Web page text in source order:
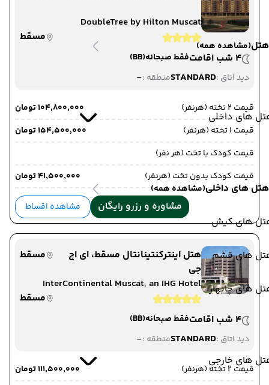
هتل(مشاهده همه)
های داخلی
هتل های داخلی(مشاهده همه)
های کیش
های قشم
های چابهار
های خارجی
DoubleTree by Hilton Muscat
مسقط
4 شب اقامت
فقط صبحانه(BB)
دید اتاق :STANDARDمنطقه :-
قیمت 2 تخته (هرنفر)
۱۰۴٬۸۰۰٬۰۰۰ تومان
قیمت 1 تخته (هرنفر)
۱۵۴٬۵۰۰٬۰۰۰ تومان
قیمت کودک با تخت (هر نفر)
قیمت کودک بدون تخت (هرنفر)
۴۱٬۵۰۰٬۰۰۰ تومان
مشاوره و رزرو رایگان مشاهده اقساط
هتل اینترکنتینانتال مسقط، ای اچ
جی
مسقط
InterContinental Muscat, an IHG Hotel
مسقط
4 شب اقامت
فقط صبحانه(BB)
دید اتاق :STANDARDمنطقه :-
قیمت 2 تخته (هرنفر)
۱۱۱٬۵۰۰٬۰۰۰ تومان